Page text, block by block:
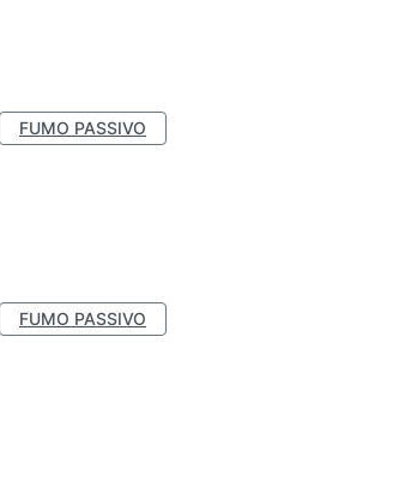
FUMO PASSIVO
FUMO PASSIVO